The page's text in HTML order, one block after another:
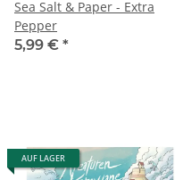
Sea Salt & Paper - Extra
Pepper
5,99 € *
AUF LAGER